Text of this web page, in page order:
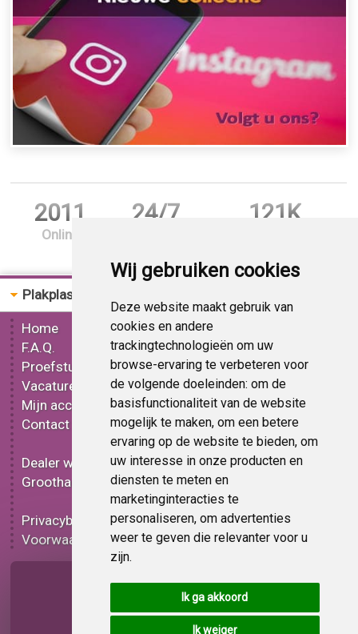
Wij gebruiken cookies
Deze website maakt gebruik van
cookies en andere
trackingtechnologieën om uw
browse-ervaring te verbeteren voor
de volgende doeleinden: om de
basisfunctionaliteit van de website
mogelijk te maken, om een betere
ervaring op de website te bieden, om
uw interesse in onze producten en
diensten te meten en
marketinginteracties te
personaliseren, om advertenties
weer te geven die relevanter voor u
zijn.
Ik ga akkoord
Ik weiger
2011
Online
24/7 121K
Plakplastic
Home
F.A.Q.
Proefstuk
Vacatures
Mijn account
Contact
Dealer worden
Groothandel
Privacybeleid
Voorwaarden
Gereedschap
Mat plakplastic
Glans plakplastic
Metallic plakplastic
3D plakplastic
Effect plakplastic
Bedrukt plakplastic
Carbon plakplastic
Lampen folie
Functionele folie
Plakplastic korting
Op bestelling
Pagina delen